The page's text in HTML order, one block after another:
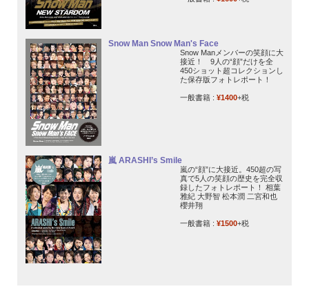
Snow Man Snow Man's Face
Snow Manメンバーの笑顔に大
接近！ 9人の“顔”だけを全
450ショット超コレクションし
た保存版フォトレポート！
一般書籍 : ¥1400+税
嵐 ARASHI’s Smile
嵐の“顔”に大接近。450超の写
真で5人の笑顔の歴史を完全収
録したフォトレポート！ 相葉
雅紀 大野智 松本潤 二宮和也
櫻井翔
一般書籍 : ¥1500+税